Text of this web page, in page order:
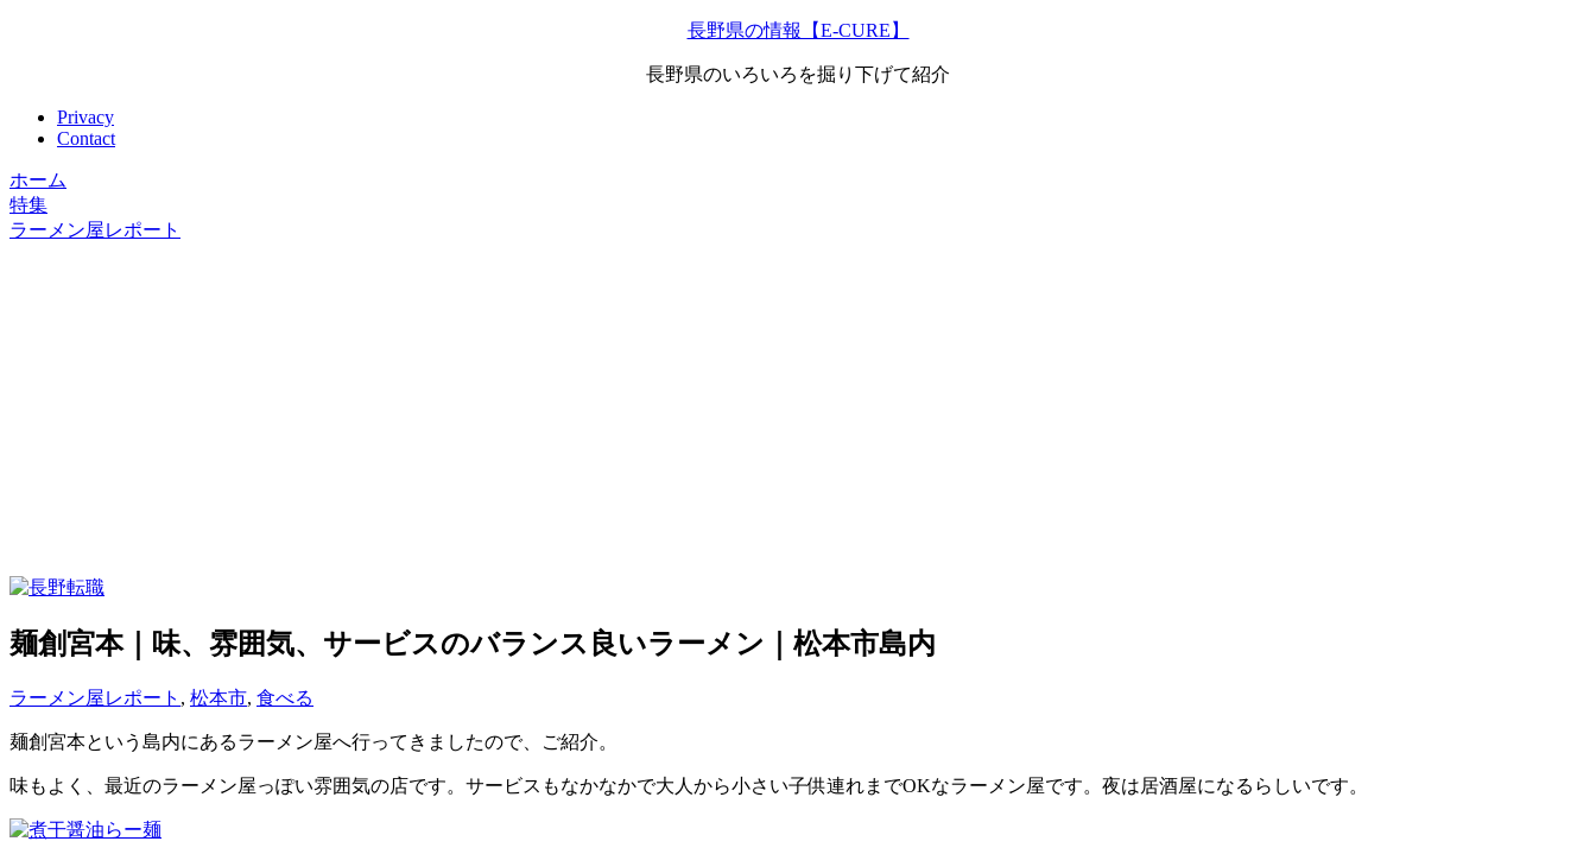
長野県の情報【E-CURE】
長野県のいろいろを掘り下げて紹介
Privacy
Contact
ホーム
特集
ラーメン屋レポート
麺創宮本｜味、雰囲気、サービスのバランス良いラーメン｜松本市島内
ラーメン屋レポート , 松本市, 食べる
麺創宮本という島内にあるラーメン屋へ行ってきましたので、ご紹介。
味もよく、最近のラーメン屋っぽい雰囲気の店です。サービスもなかなかで大人から小さい子供連れまでOKなラーメン屋です。夜は居酒屋になるらしいです。